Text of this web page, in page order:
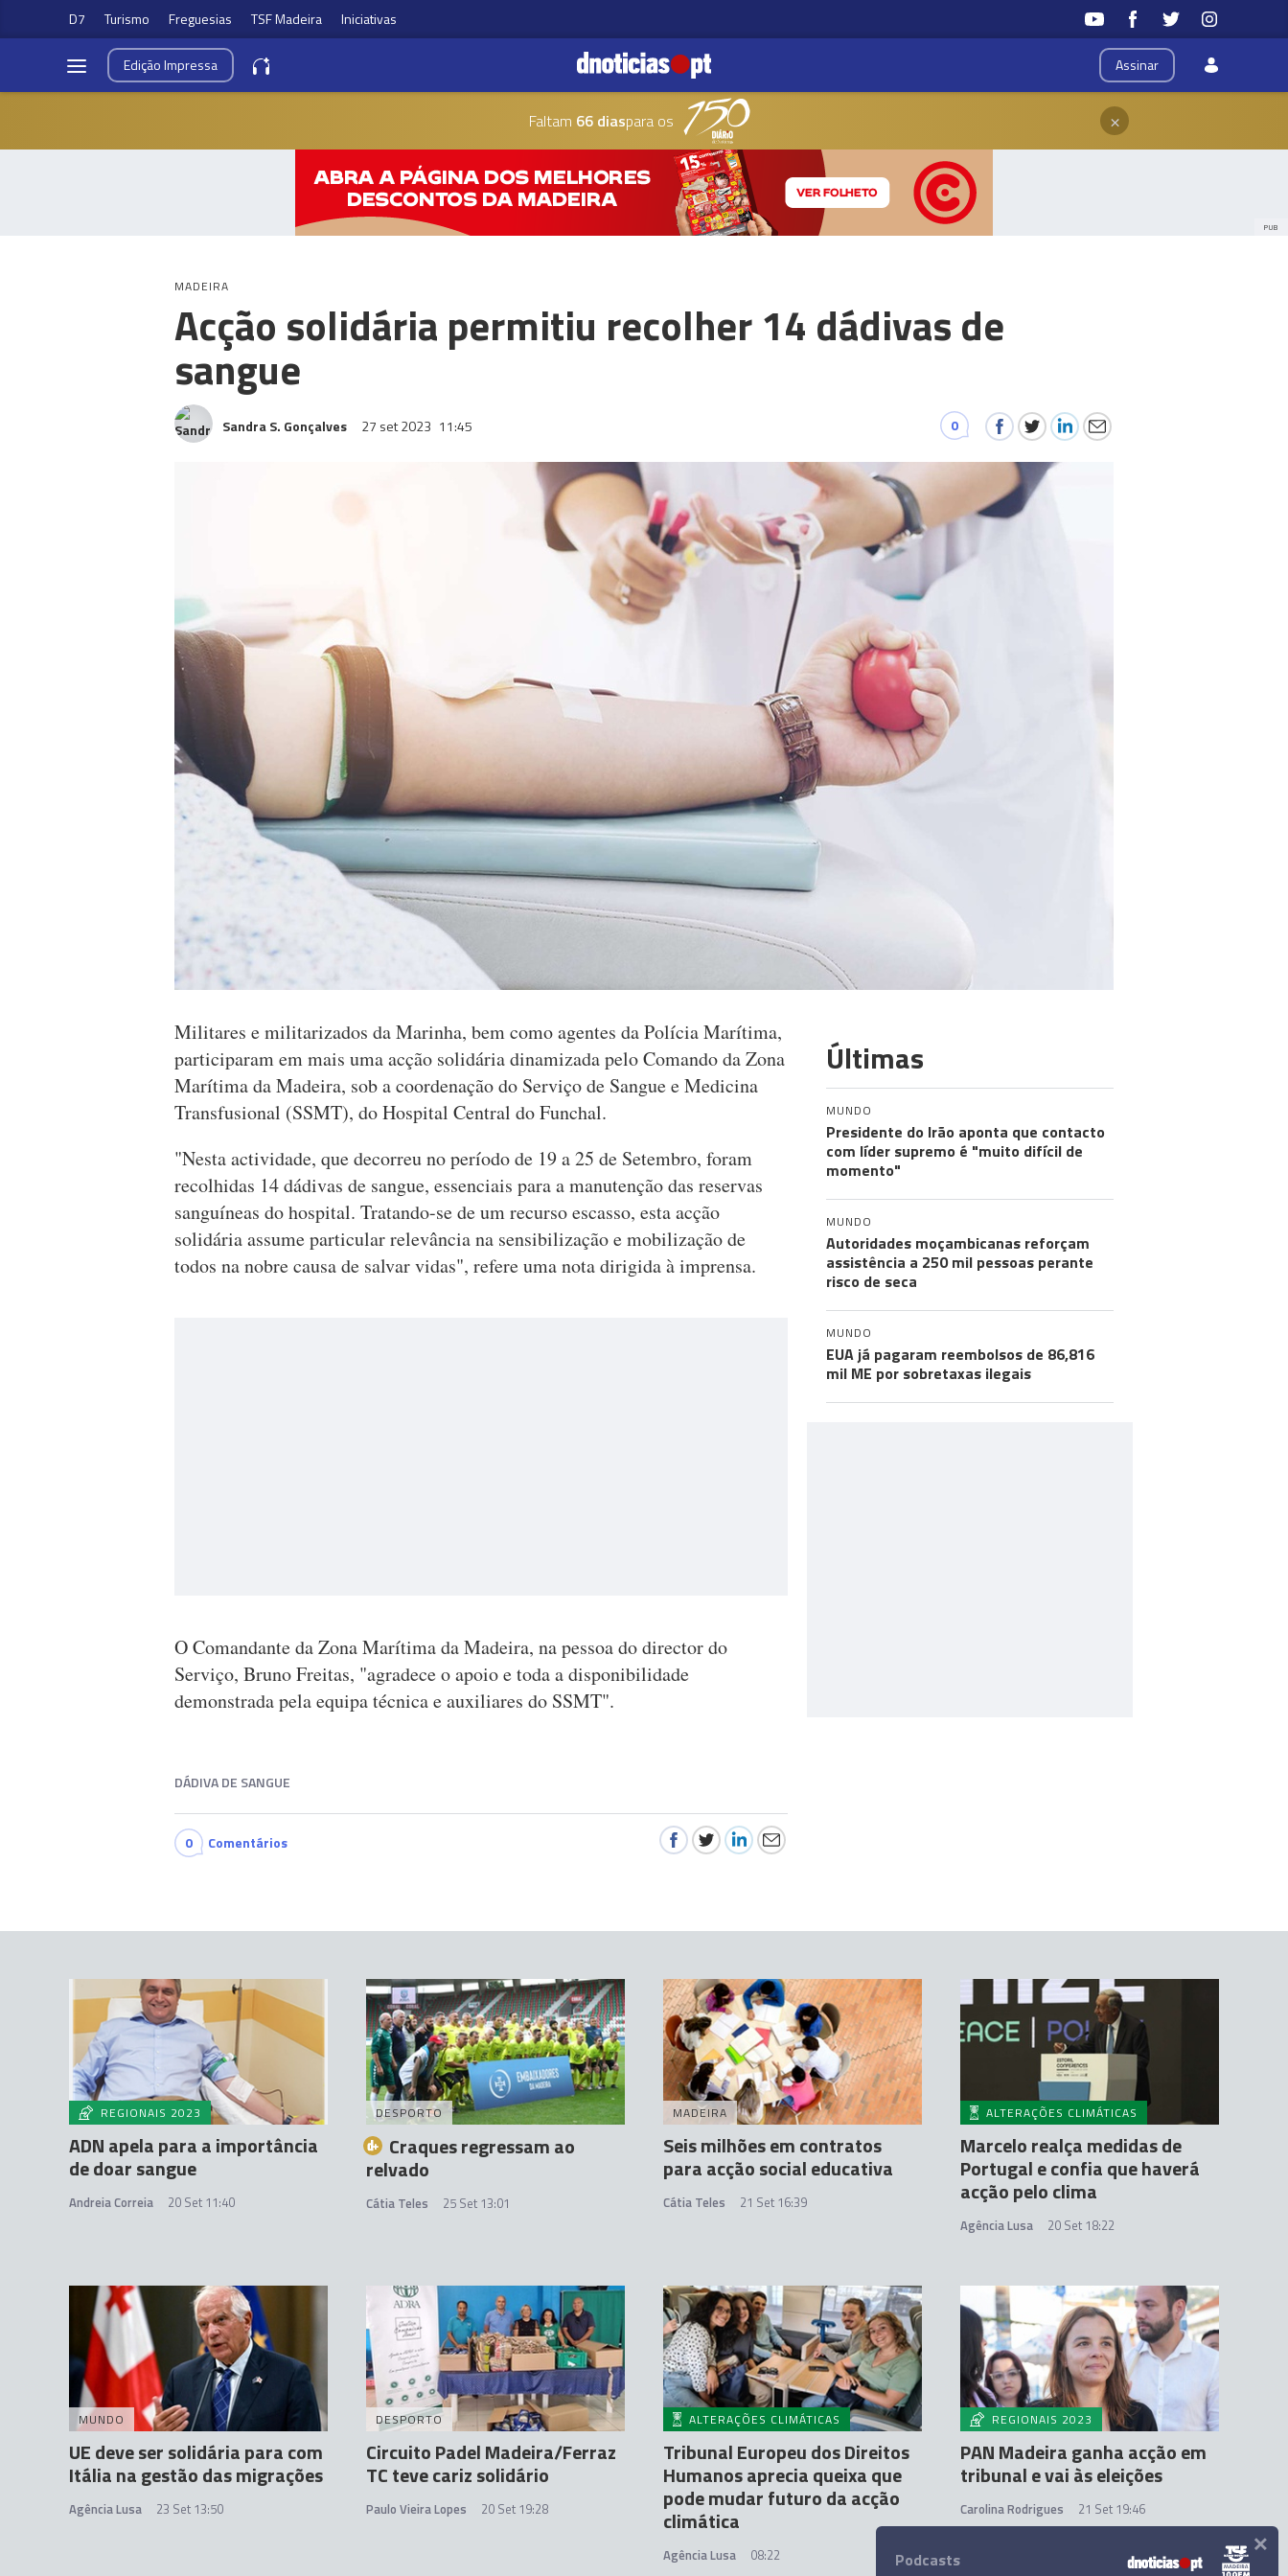
D7 Turismo Freguesias TSF Madeira Iniciativas
Assinar
EdiçãoImpressa
Faltam 66 diaspara os ×
PUB
MADEIRA
Acção solidária permitiu recolher 14 dádivas de
sangue
Sandra S. Gonçalves 27 set 2023 11:45 0
Militares e militarizados da Marinha, bem como agentes da Polícia Marítima,
participaram em mais uma acção solidária dinamizada pelo Comando da Zona
Marítima da Madeira, sob a coordenação do Serviço de Sangue e Medicina
Transfusional (SSMT), do Hospital Central do Funchal.
"Nesta actividade, que decorreu no período de 19 a 25 de Setembro, foram
recolhidas 14 dádivas de sangue, essenciais para a manutenção das reservas
sanguíneas do hospital. Tratando-se de um recurso escasso, esta acção
solidária assume particular relevância na sensibilização e mobilização de
todos na nobre causa de salvar vidas", refere uma nota dirigida à imprensa.
O Comandante da Zona Marítima da Madeira, na pessoa do director do
Serviço, Bruno Freitas, "agradece o apoio e toda a disponibilidade
demonstrada pela equipa técnica e auxiliares do SSMT".
DÁDIVA DE SANGUE
0 Comentários
Últimas
MUNDO
Presidente do Irão aponta que contacto
com líder supremo é "muito difícil de
momento"
MUNDO
Autoridades moçambicanas reforçam
assistência a 250 mil pessoas perante
risco de seca
MUNDO
EUA já pagaram reembolsos de 86,816
mil ME por sobretaxas ilegais
REGIONAIS 2023
ADN apela para a importância
de doar sangue
Andreia Correia 20 Set 11:40
DESPORTO
Craques regressam ao
relvado
Cátia Teles 25 Set 13:01
MADEIRA
Seis milhões em contratos
para acção social educativa
Cátia Teles 21 Set 16:39
ALTERAÇÕES CLIMÁTICAS
Marcelo realça medidas de
Portugal e confia que haverá
acção pelo clima
Agência Lusa 20 Set 18:22
MUNDO
UE deve ser solidária para com
Itália na gestão das migrações
Agência Lusa 23 Set 13:50
DESPORTO
Circuito Padel Madeira/Ferraz
TC teve cariz solidário
Paulo Vieira Lopes 20 Set 19:28
ALTERAÇÕES CLIMÁTICAS
Tribunal Europeu dos Direitos
Humanos aprecia queixa que
pode mudar futuro da acção
climática
Agência Lusa 08:22 2
REGIONAIS 2023
PAN Madeira ganha acção em
tribunal e vai às eleições
Carolina Rodrigues 21 Set 19:46
Podcasts ×